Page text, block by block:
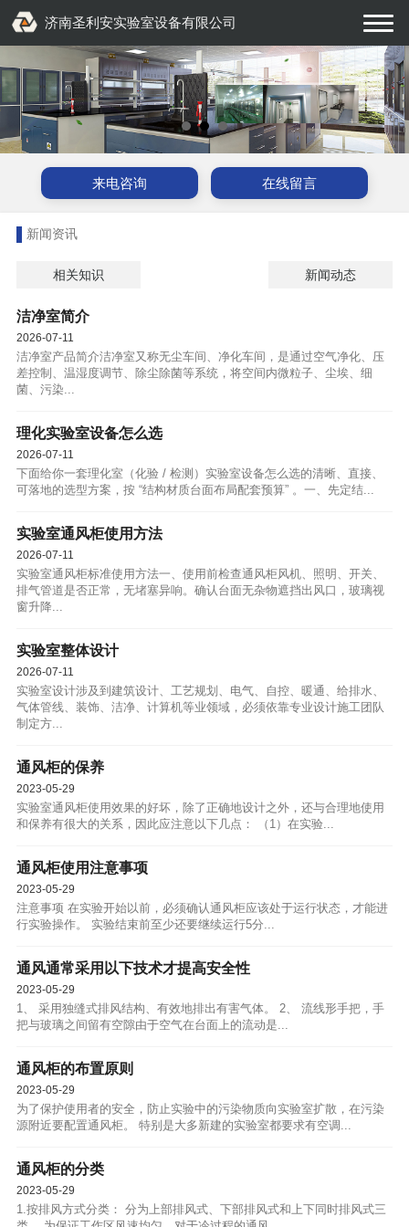
济南圣利安实验室设备有限公司
来电咨询 在线留言
新闻资讯
相关知识 新闻动态
洁净室简介
2026-07-11
洁净室产品简介洁净室又称无尘车间、净化车间，是通过空气净化、压
差控制、温湿度调节、除尘除菌等系统，将空间内微粒子、尘埃、细
菌、污染...
理化实验室设备怎么选
2026-07-11
下面给你一套理化室（化验 / 检测）实验室设备怎么选的清晰、直接、
可落地的选型方案，按 “结构材质台面布局配套预算” 。一、先定结...
实验室通风柜使用方法
2026-07-11
实验室通风柜标准使用方法一、使用前检查通风柜风机、照明、开关、
排气管道是否正常，无堵塞异响。确认台面无杂物遮挡出风口，玻璃视
窗升降...
实验室整体设计
2026-07-11
实验室设计涉及到建筑设计、工艺规划、电气、自控、暖通、给排水、
气体管线、装饰、洁净、计算机等业领域，必须依靠专业设计施工团队
制定方...
通风柜的保养
2023-05-29
实验室通风柜使用效果的好坏，除了正确地设计之外，还与合理地使用
和保养有很大的关系，因此应注意以下几点： （1）在实验...
通风柜使用注意事项
2023-05-29
注意事项 在实验开始以前，必须确认通风柜应该处于运行状态，才能进
行实验操作。 实验结束前至少还要继续运行5分...
通风通常采用以下技术才提高安全性
2023-05-29
1、 采用独缝式排风结构、有效地排出有害气体。 2、 流线形手把，手
把与玻璃之间留有空隙由于空气在台面上的流动是...
通风柜的布置原则
2023-05-29
为了保护使用者的安全，防止实验中的污染物质向实验室扩散，在污染
源附近要配置通风柜。 特别是大多新建的实验室都要求有空调...
通风柜的分类
2023-05-29
1.按排风方式分类： 分为上部排风式、下部排风式和上下同时排风式三